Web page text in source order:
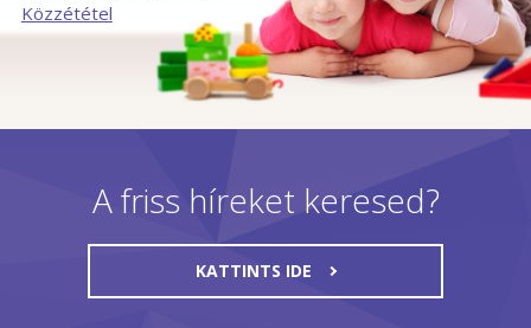
Közzététel
A friss híreket keresed?
KATTINTS IDE